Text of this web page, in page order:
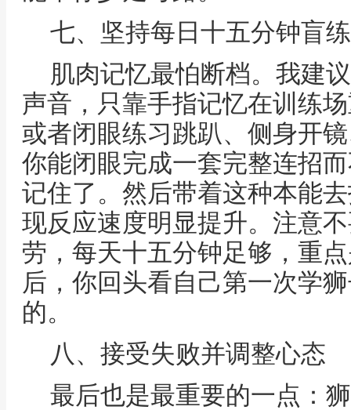
七、坚持每日十五分钟盲练
肌肉记忆最怕断档。我建
声音，只靠手指记忆在训练
或者闭眼练习跳趴、侧身开
你能闭眼完成一套完整连招
记住了。然后带着这种本能
现反应速度明显提升。注意
劳，每天十五分钟足够，重
后，你回头看自己第一次学
的。
八、接受失败并调整心态
最后也是最重要的一点：